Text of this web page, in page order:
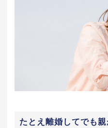
たとえ離婚してでも